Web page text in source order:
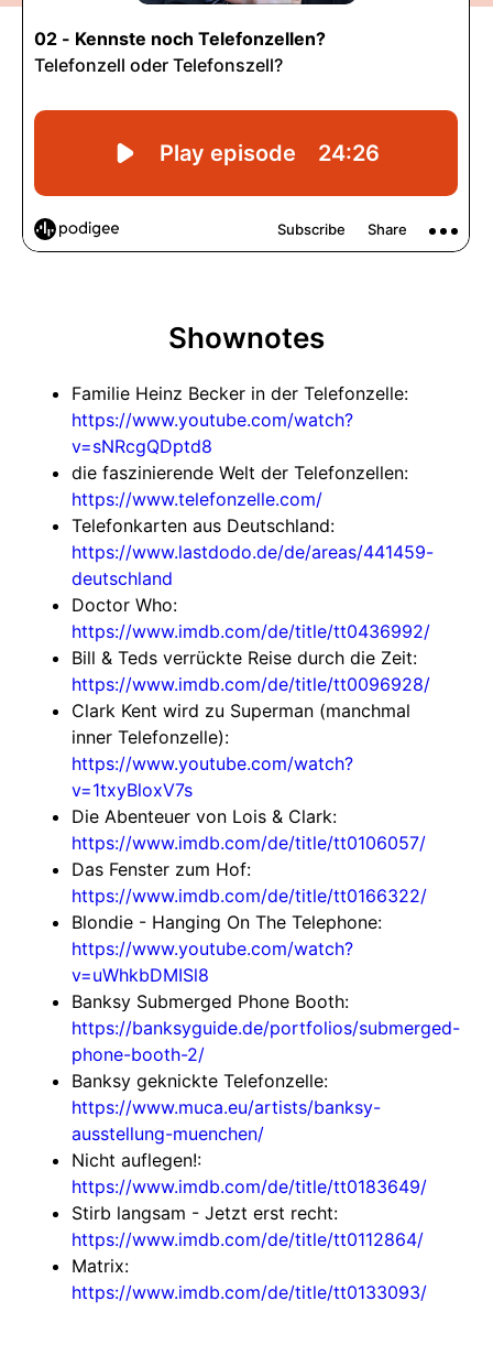
Shownotes
Familie Heinz Becker in der Telefonzelle:
https://www.youtube.com/watch?
v=sNRcgQDptd8
die faszinierende Welt der Telefonzellen:
https://www.telefonzelle.com/
Telefonkarten aus Deutschland:
https://www.lastdodo.de/de/areas/441459-
deutschland
Doctor Who:
https://www.imdb.com/de/title/tt0436992/
Bill & Teds verrückte Reise durch die Zeit:
https://www.imdb.com/de/title/tt0096928/
Clark Kent wird zu Superman (manchmal
inner Telefonzelle):
https://www.youtube.com/watch?
v=1txyBloxV7s
Die Abenteuer von Lois & Clark:
https://www.imdb.com/de/title/tt0106057/
Das Fenster zum Hof:
https://www.imdb.com/de/title/tt0166322/
Blondie - Hanging On The Telephone:
https://www.youtube.com/watch?
v=uWhkbDMISl8
Banksy Submerged Phone Booth:
https://banksyguide.de/portfolios/submerged-
phone-booth-2/
Banksy geknickte Telefonzelle:
https://www.muca.eu/artists/banksy-
ausstellung-muenchen/
Nicht auflegen!:
https://www.imdb.com/de/title/tt0183649/
Stirb langsam - Jetzt erst recht:
https://www.imdb.com/de/title/tt0112864/
Matrix:
https://www.imdb.com/de/title/tt0133093/